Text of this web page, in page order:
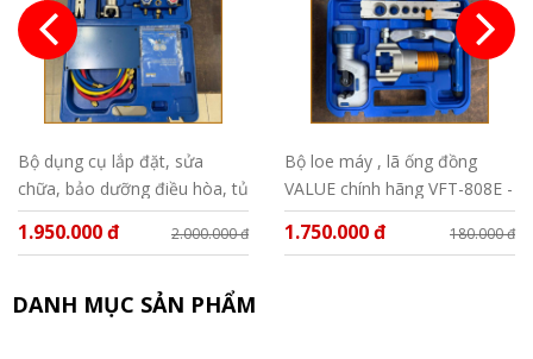
Bộ dụng cụ lắp đặt, sửa
chữa, bảo dưỡng điều hòa, tủ
lạnh Value VTB - 05
1.950.000 đ 2.000.000 đ
Bộ loe máy , lã ống đồng
VALUE chính hãng VFT-808E -
MIS
1.750.000 đ 180.000 đ
DANH MỤC SẢN PHẨM